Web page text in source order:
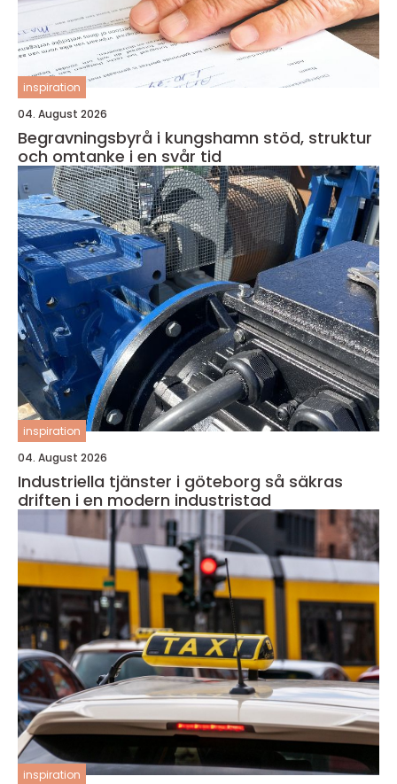
inspiration
04. August 2026
Begravningsbyrå i kungshamn stöd, struktur
och omtanke i en svår tid
inspiration
04. August 2026
Industriella tjänster i göteborg så säkras
driften i en modern industristad
inspiration